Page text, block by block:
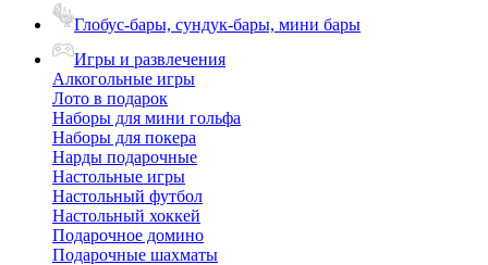
Глобус-бары, сундук-бары, мини бары
Игры и развлечения
Алкогольные игры
Лото в подарок
Наборы для мини гольфа
Наборы для покера
Нарды подарочные
Настольные игры
Настольный футбол
Настольный хоккей
Подарочное домино
Подарочные шахматы